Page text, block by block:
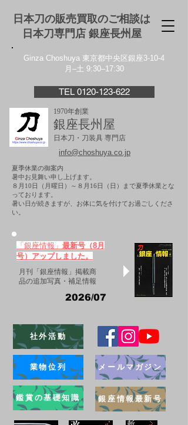
日本刀の販売買取のご相談は
日本刀専門店 銀座⻑州屋
Ginza Choshuya 東京都中央区銀座3-10-4
月–土 9:30–17:30
TEL 0120-123-622
1970年創業
銀座長州屋
日本刀・刀装具 専門店
info@choshuya.co.jp
夏季休業の御案内
暑中お見舞い申し上げます。
８月10日（月曜日）～８月16日（日）まで夏季休業とな
っております。
​暑い日が続きますが、お体に気を付けてお過ごしくださ
い。
「銀座情報」 最新号（8月
号）アップしました。
月刊「銀座情報」掲載商
品の追加写真・補足情報
2026/07
社外活動
業物位列
鑑賞の基礎知識
メールマガジン
銀座情報最新号